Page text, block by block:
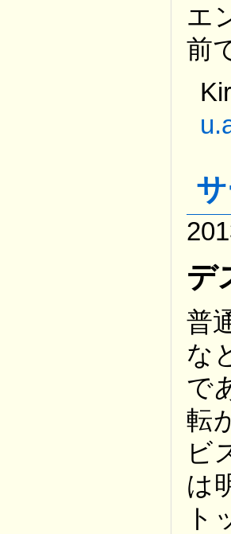
エ
前
デ
普
な
で
転
ビ
は
ト